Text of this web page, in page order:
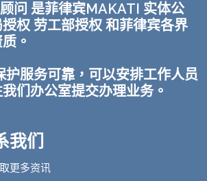
问 是菲律宾MAKATI 实体公
权 劳工部授权 和菲律宾各界
。
护服务可靠，可以安排工作人员
们办公室提交办理业务。
我们
更多资讯